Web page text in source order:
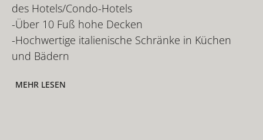
des Hotels/Condo-Hotels
-Über 10 Fuß hohe Decken
-Hochwertige italienische Schränke in Küchen
und Bädern
MEHR LESEN